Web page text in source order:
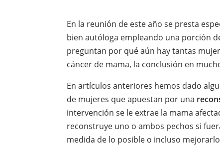
En la reunión de este año se presta
bien autóloga empleando una porción
preguntan por qué aún hay tantas
cáncer de mama, la conclusión en
En artículos anteriores hemos dado
de mujeres que apuestan por una
intervención se le extrae la mama
reconstruye uno o ambos pechos si
medida de lo posible o incluso